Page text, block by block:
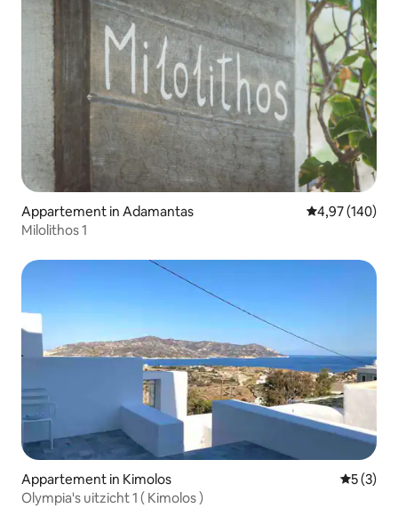
Appartement in Adamantas Gemiddelde
4,97 (140)
Milolithos 1
Appartement in Kimolos
5 (3)
Olympia's uitzicht 1 ( Kimolos )